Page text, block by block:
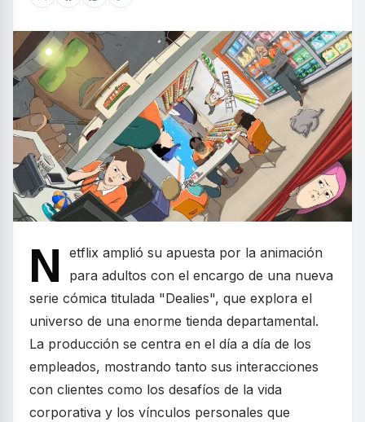
N
etflix amplió su apuesta por la animación
para adultos con el encargo de una nueva
serie cómica titulada "Dealies", que explora el
universo de una enorme tienda departamental.
La producción se centra en el día a día de los
empleados, mostrando tanto sus interacciones
con clientes como los desafíos de la vida
corporativa y los vínculos personales que